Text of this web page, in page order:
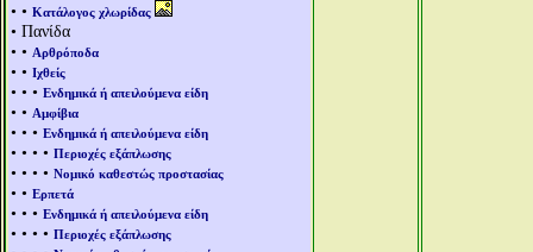
• • Κατάλογος χλωρίδας
• Πανίδα
• • Αρθρόποδα
• • Ιχθείς
• • • Ενδημικά ή απειλούμενα είδη
• • Αμφίβια
• • • Ενδημικά ή απειλούμενα είδη
• • • • Περιοχές εξάπλωσης
• • • • Νομικό καθεστώς προστασίας
• • Ερπετά
• • • Ενδημικά ή απειλούμενα είδη
• • • • Περιοχές εξάπλωσης